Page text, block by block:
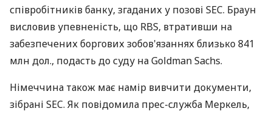
співробітників банку, згаданих у позові SEC. Браун
висловив упевненість, що RBS, втративши на
забезпечених боргових зобов'язаннях близько 841
млн дол., подасть до суду на Goldman Sachs.
Німеччина також має намір вивчити документи,
зібрані SEC. Як повідомила прес-служба Меркель,